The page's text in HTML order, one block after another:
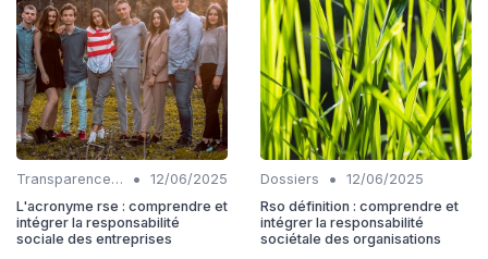
Transparence et reporting •
12/06/2025
L'acronyme rse : comprendre et
intégrer la responsabilité
sociale des entreprises
Dossiers •
12/06/2025
Rso définition : comprendre et
intégrer la responsabilité
sociétale des organisations